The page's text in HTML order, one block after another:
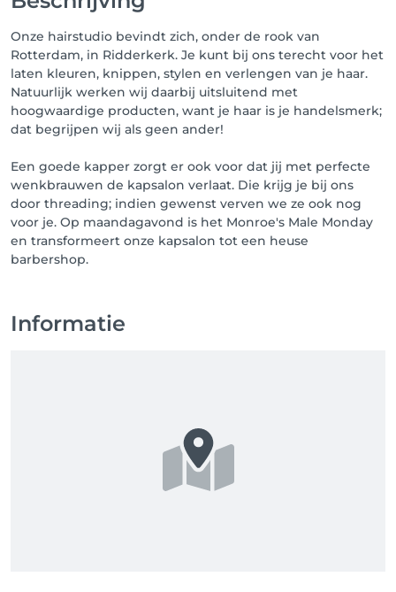
Onze hairstudio bevindt zich, onder de rook van
Rotterdam, in Ridderkerk. Je kunt bij ons terecht voor het
laten kleuren, knippen, stylen en verlengen van je haar.
Natuurlijk werken wij daarbij uitsluitend met
hoogwaardige producten, want je haar is je handelsmerk;
dat begrijpen wij als geen ander!
Een goede kapper zorgt er ook voor dat jij met perfecte
wenkbrauwen de kapsalon verlaat. Die krijg je bij ons
door threading; indien gewenst verven we ze ook nog
voor je. Op maandagavond is het Monroe's Male Monday
en transformeert onze kapsalon tot een heuse
barbershop.
Informatie